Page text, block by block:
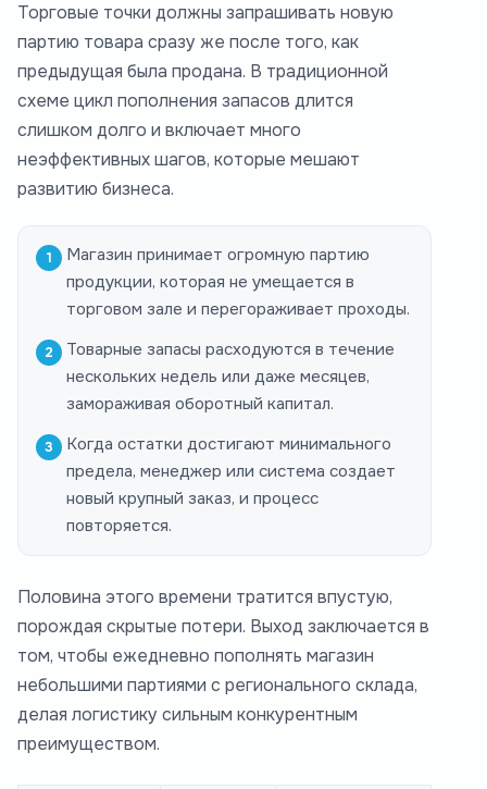
Торговые точки должны запрашивать новую
партию товара сразу же после того, как
предыдущая была продана. В традиционной
схеме цикл пополнения запасов длится
слишком долго и включает много
неэффективных шагов, которые мешают
развитию бизнеса.
Магазин принимает огромную партию
продукции, которая не умещается в
торговом зале и перегораживает проходы.
Товарные запасы расходуются в течение
нескольких недель или даже месяцев,
замораживая оборотный капитал.
Когда остатки достигают минимального
предела, менеджер или система создает
новый крупный заказ, и процесс
повторяется.
Половина этого времени тратится впустую,
порождая скрытые потери. Выход заключается в
том, чтобы ежедневно пополнять магазин
небольшими партиями с регионального склада,
делая логистику сильным конкурентным
преимуществом.